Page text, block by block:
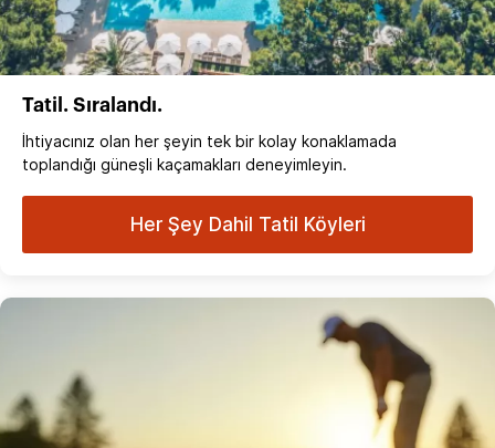
Tatil. Sıralandı.
İhtiyacınız olan her şeyin tek bir kolay konaklamada
toplandığı güneşli kaçamakları deneyimleyin.
Her Şey Dahil Tatil Köyleri